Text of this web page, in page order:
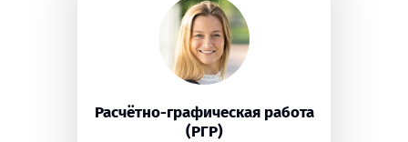
Расчётно-графическая работа
(РГР)